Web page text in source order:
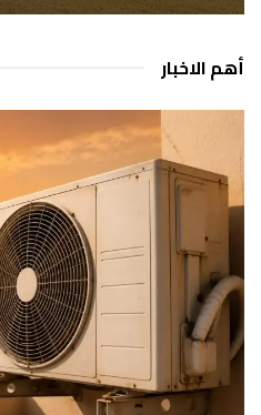
أهم الاخبار